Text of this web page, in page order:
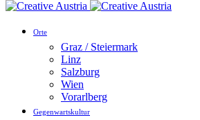
Orte
Graz / Steiermark
Linz
Salzburg
Wien
Vorarlberg
Gegenwartskultur